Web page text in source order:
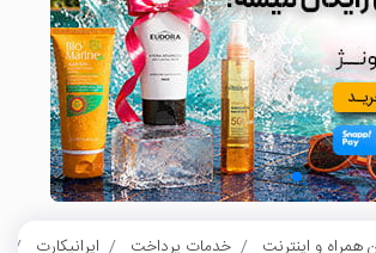
همراه و اینترنت خدمات پرداخت ایرانیکارت